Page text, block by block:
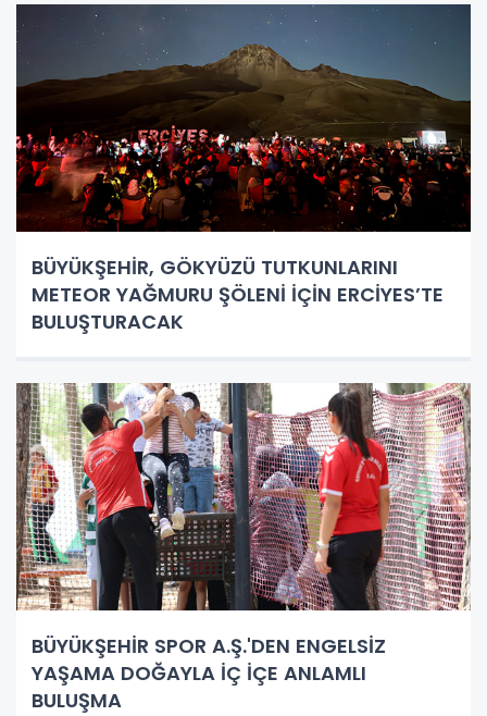
BÜYÜKŞEHİR, GÖKYÜZÜ TUTKUNLARINI
METEOR YAĞMURU ŞÖLENİ İÇİN ERCİYES’TE
BULUŞTURACAK
BÜYÜKŞEHİR SPOR A.Ş.'DEN ENGELSİZ
YAŞAMA DOĞAYLA İÇ İÇE ANLAMLI
BULUŞMA